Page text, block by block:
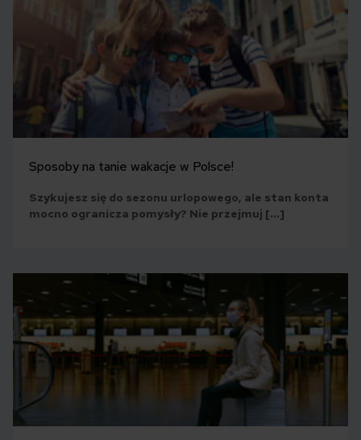
Sposoby na tanie wakacje w Polsce!
Szykujesz się do sezonu urlopowego, ale stan konta
mocno ogranicza pomysły? Nie przejmuj […]